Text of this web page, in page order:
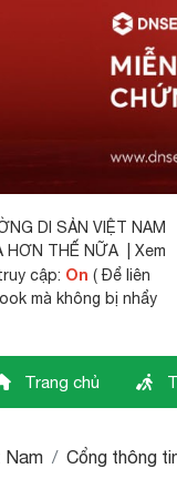
DI SẢN VIỆT NAM
HƠN THẾ NỮA | Xem
cập: On ( Để liên
mà không bị nhẩy
Trang chủ
Nam Cổng thông